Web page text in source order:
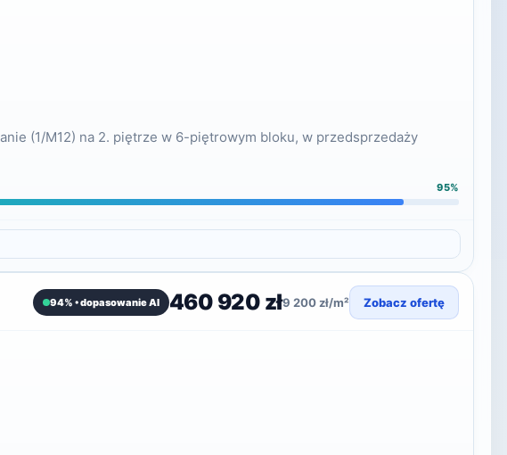
(1/M12) na 2. piętrze w 6-piętrowym bloku, w przedsprzedaży
95%
94% • dopasowanie AI 460 920 zł9 200 zł/m² Zobacz ofertę